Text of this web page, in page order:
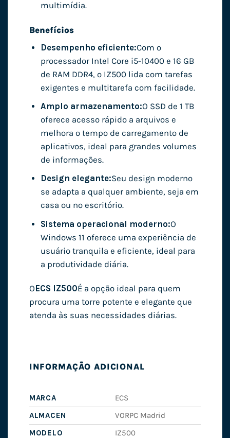
multimídia.
Benefícios
Desempenho eficiente:Com o
processador Intel Core i5-10400 e 16 GB
de RAM DDR4, o IZ500 lida com tarefas
exigentes e multitarefa com facilidade.
Amplo armazenamento:O SSD de 1 TB
oferece acesso rápido a arquivos e
melhora o tempo de carregamento de
aplicativos, ideal para grandes volumes
de informações.
Design elegante:Seu design moderno
se adapta a qualquer ambiente, seja em
casa ou no escritório.
Sistema operacional moderno:O
Windows 11 oferece uma experiência de
usuário tranquila e eficiente, ideal para
a produtividade diária.
O ECS IZ500É a opção ideal para quem
procura uma torre potente e elegante que
atenda às suas necessidades diárias.
INFORMAÇÃO ADICIONAL
MARCA
ECS
ALMACEN
VORPC Madrid
MODELO
IZ500